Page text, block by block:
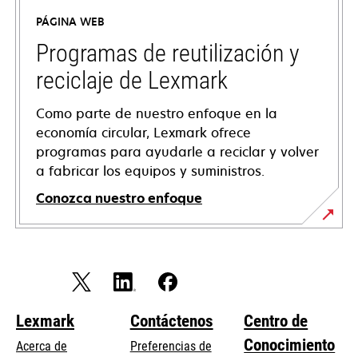
new
tab
PÁGINA WEB
Programas de reutilización y
reciclaje de Lexmark
Como parte de nuestro enfoque en la
economía circular, Lexmark ofrece
programas para ayudarle a reciclar y volver
a fabricar los equipos y suministros.
Conozca nuestro enfoque
Lexmark
Acerca de
Contáctenos
Preferencias de
Centro de
Conocimiento